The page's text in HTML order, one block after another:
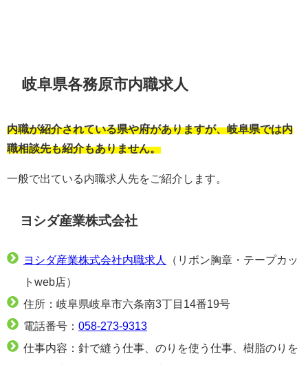
岐阜県各務原市内職求人
内職が紹介されている県や府がありますが、岐阜県では内
職相談先も紹介もありません。
一般で出ている内職求人先をご紹介します。
ヨシダ産業株式会社
ヨシダ産業株式会社内職求人
（リボン胸章・テープカッ
トweb店）
住所：岐阜県岐阜市六条南3丁目14番19号
電話番号： 058-273-9313
仕事内容：針で縫う仕事、のりを使う仕事、樹脂のりを